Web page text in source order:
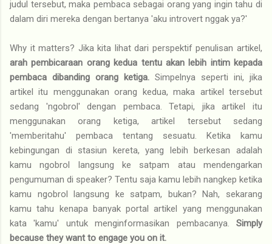
judul tersebut, maka pembaca sebagai orang yang ingin tahu di
dalam diri mereka dengan bertanya 'aku introvert nggak ya?'
Why it matters? Jika kita lihat dari perspektif penulisan artikel,
arah pembicaraan orang kedua tentu akan lebih intim kepada
pembaca dibanding orang ketiga. Simpelnya seperti ini, jika
artikel itu menggunakan orang kedua, maka artikel tersebut
sedang 'ngobrol' dengan pembaca. Tetapi, jika artikel itu
menggunakan orang ketiga, artikel tersebut sedang
'memberitahu' pembaca tentang sesuatu. Ketika kamu
kebingungan di stasiun kereta, yang lebih berkesan adalah
kamu ngobrol langsung ke satpam atau mendengarkan
pengumuman di speaker? Tentu saja kamu lebih nangkep ketika
kamu ngobrol langsung ke satpam, bukan? Nah, sekarang
kamu tahu kenapa banyak portal artikel yang menggunakan
kata 'kamu' untuk menginformasikan pembacanya. Simply
because they want to engage you on it.